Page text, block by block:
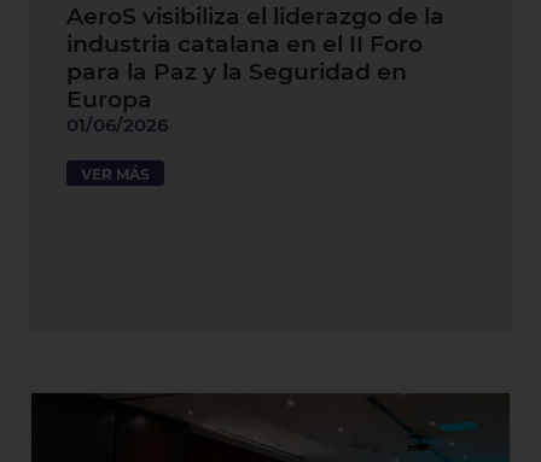
AeroS visibiliza el liderazgo de la
industria catalana en el II Foro
para la Paz y la Seguridad en
Europa
01/06/2026
VER MÁS